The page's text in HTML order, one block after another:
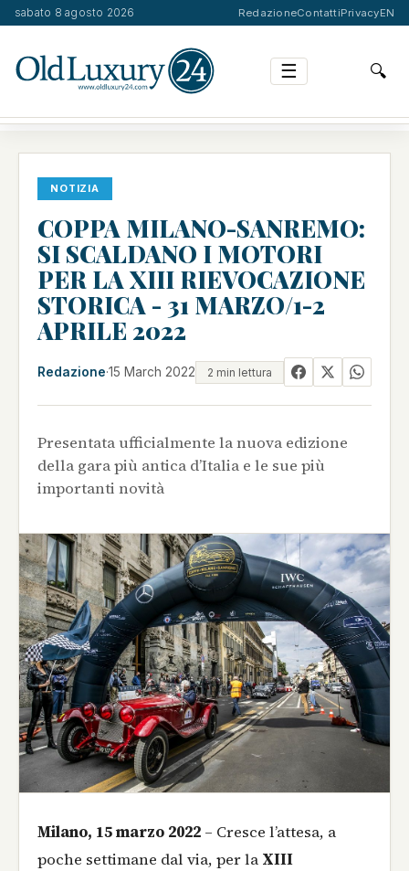
sabato 8 agosto 2026 RedazioneContattiPrivacyEN
☰ 🔍
NOTIZIA
COPPA MILANO-SANREMO:
SI SCALDANO I MOTORI
PER LA XIII RIEVOCAZIONE
STORICA - 31 MARZO/1-2
APRILE 2022
Redazione·15 March 2022 2 min lettura
Presentata ufficialmente la nuova edizione
della gara più antica d’Italia e le sue più
importanti novità
Milano, 15 marzo 2022 – Cresce l’attesa, a
poche settimane dal via, per la XIII